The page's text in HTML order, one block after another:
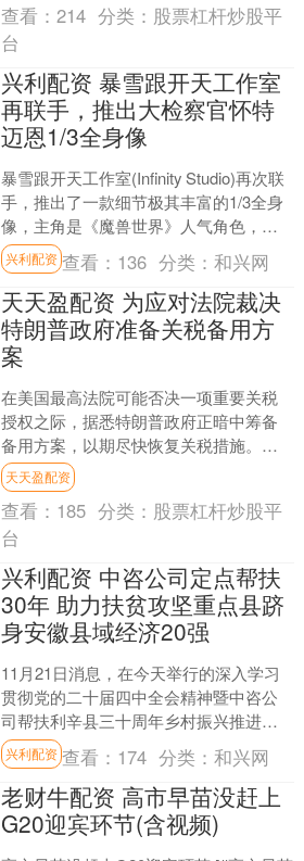
查看：214 分类： 股票杠杆炒股平
台
兴利配资 暴雪跟开天工作室
再联手，推出大检察官怀特
迈恩1/3全身像
暴雪跟开天工作室(Infinity Studio)再次联
手，推出了一款细节极其丰富的1/3全身
像，主角是《魔兽世界》人气角色，曾
任血色十字军大检察官的萨莉·怀特....
兴利配资 查看： 136 分类：和兴网
天天盈配资 为应对法院裁决
特朗普政府准备关税备用方
案
在美国最高法院可能否决一项重要关税
授权之际，据悉特朗普政府正暗中筹备
备用方案，以期尽快恢复关税措施。据
熟悉内情的美国官员透露，美国商务部
和美国贸易代表办公室已就....
天天盈配资
查看： 185 分类： 股票杠杆炒股平
台
兴利配资 中咨公司定点帮扶
30年 助力扶贫攻坚重点县跻
身安徽县域经济20强
11月21日消息，在今天举行的深入学习
贯彻党的二十届四中全会精神暨中咨公
司帮扶利辛县三十周年乡村振兴推进会
上获悉，自1995年承担定点帮扶安徽省
亳州市利辛县任务....
兴利配资 查看： 174 分类：和兴网
老财牛配资 高市早苗没赶上
G20迎宾环节(含视频)